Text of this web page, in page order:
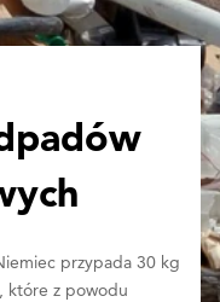
przypada 30 kg
które z powodu